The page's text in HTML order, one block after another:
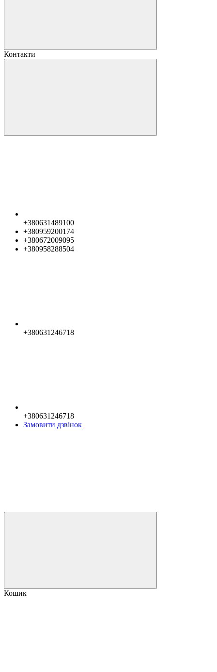
Контакти
+380631489100
+380959200174
+380672009095
+380958288504
+380631246718
+380631246718
Замовити дзвінок
Кошик